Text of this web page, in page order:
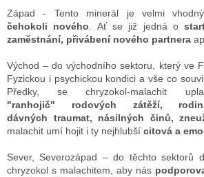
Západ - Tento minerál je velmi
čehokoli nového. Ať se již jedná o
zaměstnání, přivábení nového partnera
Východ – do východního sektoru, který ve
Fyzickou i psychickou kondici a vše co
Předky, se chryzokol-malachit
"ranhojič"
rodových zátěží,
dávných traumat, násilných činů,
malachit umí hojit i ty nejhlubší citová a
Sever, Severozápad – do těchto sektorů
chryzokol s malachitem, aby nás